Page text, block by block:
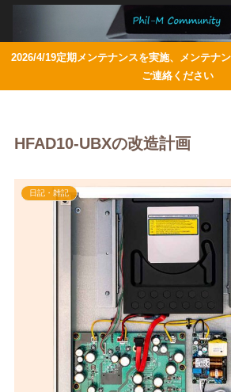
2026/4/19定期メンテナンスを実施、メンテナ
ご連絡ください
HFAD10-UBXの改造計画
日記・雑記